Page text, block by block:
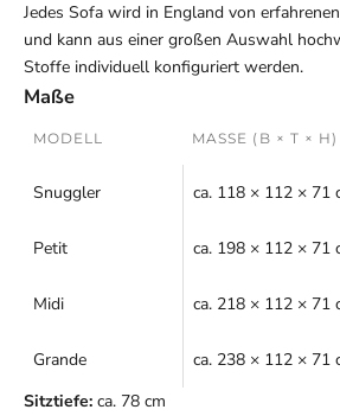
Jedes Sofa wird in England von
und kann aus einer großen Auswahl
Stoffe individuell konfiguriert werden.
Maße
MODELL MASSE (B × T × H)
Snuggler ca. 118 × 112 × 71
Petit ca. 198 × 112 × 71
Midi ca. 218 × 112 × 71
Grande
ca. 238 × 112 × 71
Sitztiefe: ca. 78 cm